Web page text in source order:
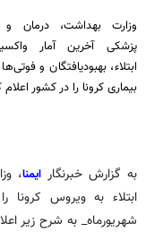
وزارت بهداشت، درمان
پزشکی آخرین آمار
ابتلاء، بهبودیافتگان و
بیماری کرونا را در کشور اعلام
به گزارش خبرنگار ایمنا،
شهریورماه_ به شرح زیر